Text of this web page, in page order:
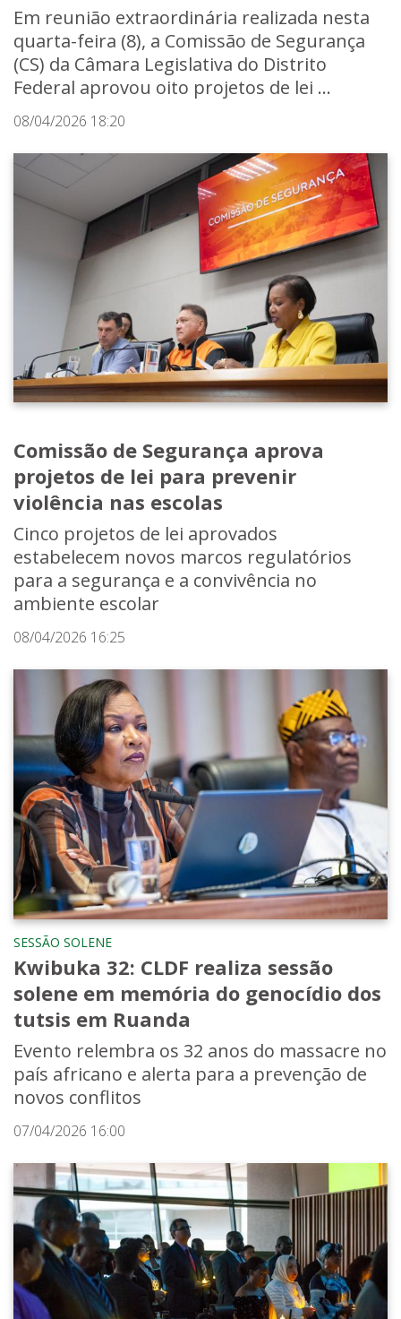
Em reunião extraordinária realizada nesta
quarta-feira (8), a Comissão de Segurança
(CS) da Câmara Legislativa do Distrito
Federal aprovou oito projetos de lei ...
08/04/2026 18:20
Comissão de Segurança aprova
projetos de lei para prevenir
violência nas escolas
Cinco projetos de lei aprovados
estabelecem novos marcos regulatórios
para a segurança e a convivência no
ambiente escolar
08/04/2026 16:25
SESSÃO SOLENE
Kwibuka 32: CLDF realiza sessão
solene em memória do genocídio dos
tutsis em Ruanda
Evento relembra os 32 anos do massacre no
país africano e alerta para a prevenção de
novos conflitos
07/04/2026 16:00